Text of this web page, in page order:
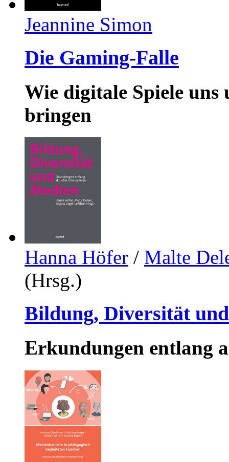
Jeannine Simon
Die Gaming-Falle
Wie digitale Spiele
bringen
Hanna Höfer / Malte
(Hrsg.)
Bildung, Diversität
Erkundungen entlang